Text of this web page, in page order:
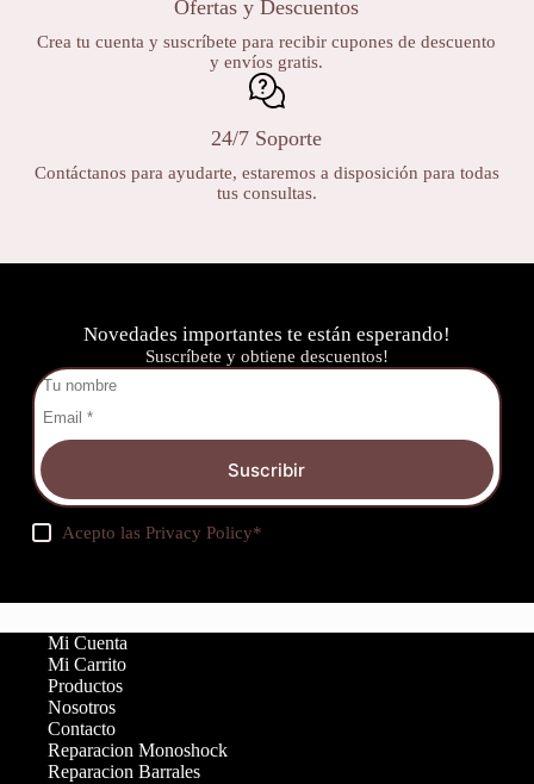
Ofertas y Descuentos
Crea tu cuenta y suscríbete para recibir cupones de descuento
y envíos gratis.
24/7 Soporte
Contáctanos para ayudarte, estaremos a disposición para todas
tus consultas.
Novedades importantes te están esperando!
Suscríbete y obtiene descuentos!
Suscribir
Acepto lasPrivacy Policy*
Mi Cuenta
Mi Carrito
Productos
Nosotros
Contacto
Reparacion Monoshock
Reparacion Barrales